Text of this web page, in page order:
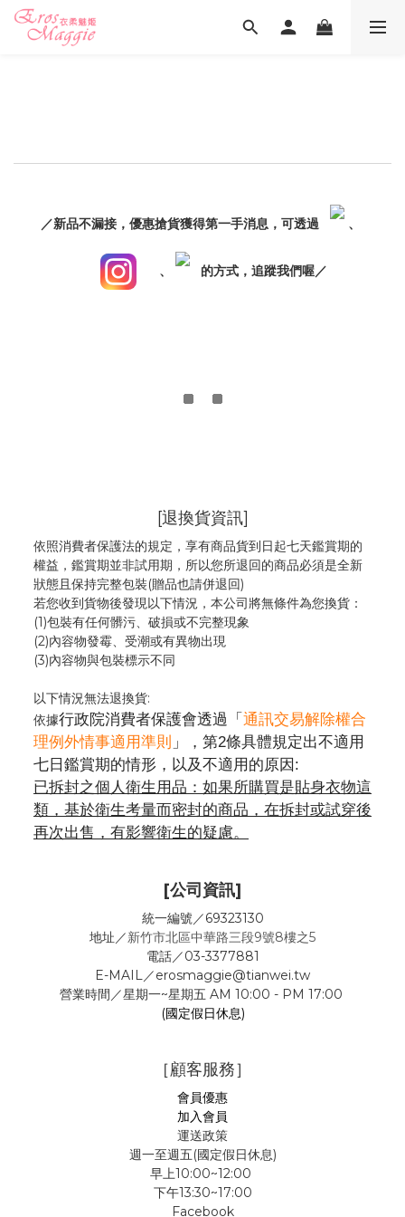
／新品不漏接，優惠搶貨獲得第一手消息，可透過 、
、 的方式，追蹤我們喔／
[退換貨資訊]
依照消費者保護法的規定，享有商品貨到日起七天鑑賞期的
權益，鑑賞期並非試用期，所以您所退回的商品必須是全新
狀態且保持完整包裝(贈品也請併退回)
若您收到貨物後發現以下情況，本公司將無條件為您換貨：
(1)包裝有任何髒污、破損或不完整現象
(2)內容物發霉、 受潮或有異物出現
(3)內容物與包裝標示不同
以下情況無法退換貨:
依據行政院消費者保護會透過「 通訊交易解除權合
理例外情事適用準則 」，第2條具體規定出不適用
七日鑑賞期的情形，以及不適用的原因:
已拆封之個人衛生用品：如果所購買是貼身衣物這
類，基於衛生考量而密封的商品，在拆封或試穿後
再次出售，有影響衛生的疑慮。
[公司資訊]
統一編號／69323130
地址／新竹市北區中華路三段9號8樓之5
電話／03-3377881
E-MAIL／erosmaggie@tianwei.tw
營業時間／星期一~星期五 AM 10:00 - PM 17:00
(國定假日休息)
［顧客服務］
會員優惠
加入會員
運送政策
週一至週五(國定假日休息)
早上10:00~12:00
下午13:30~17:00
Facebook